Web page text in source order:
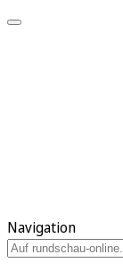
Navigation